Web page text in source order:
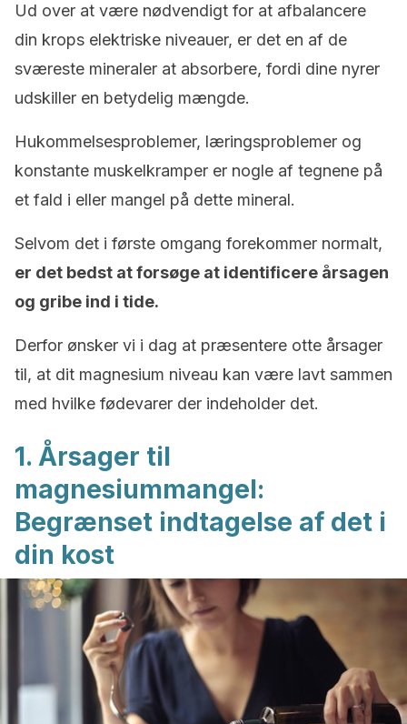
Ud over at være nødvendigt for at afbalancere
din krops elektriske niveauer, er det en af de
sværeste mineraler at absorbere, fordi dine nyrer
udskiller en betydelig mængde.
Hukommelsesproblemer, læringsproblemer og
konstante muskelkramper er nogle af tegnene på
et fald i eller mangel på dette mineral.
Selvom det i første omgang forekommer normalt,
er det bedst at forsøge at identificere årsagen
og gribe ind i tide.
Derfor ønsker vi i dag at præsentere otte årsager
til, at dit magnesium niveau kan være lavt sammen
med hvilke fødevarer der indeholder det.
1. Årsager til
magnesiummangel:
Begrænset indtagelse af det i
din kost